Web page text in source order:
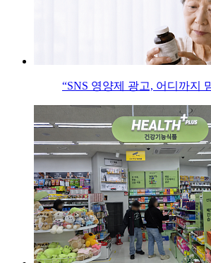
“SNS 영양제 광고, 어디까지